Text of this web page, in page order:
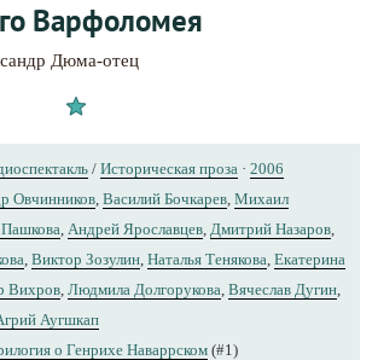
Варфоломея
Дюма-отец
/ Историческая проза · 2006
Овчинников, Василий Бочкарев, Михаил
Пашкова, Андрей Ярославцев, Дмитрий Назаров,
, Виктор Зозулин, Наталья Тенякова, Екатерина
Вихров, Людмила Долгорукова, Вячеслав Дугин,
Аугшкап
о Генрихе Наваррском (#1)